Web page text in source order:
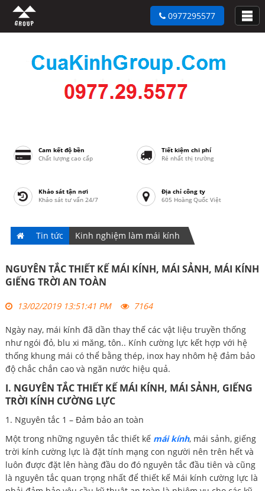
Cam kết độ bền
Chất lượng cao cấp
Tiết kiệm chi phí
Rẻ nhất thị trường
Khảo sát tận nơi
Khảo sát tư vấn 24/7
Địa chỉ công ty
605 Hoàng Quốc Việt
0977295577
Tin tức Kinh nghiệm làm mái kính
NGUYÊN TẮC THIẾT KẾ MÁI KÍNH, MÁI SẢNH, MÁI KÍNH
GIẾNG TRỜI AN TOÀN
13/02/2019 13:51:41 PM 7164
Ngày nay, mái kính đã dần thay thế các vật liệu truyền thống
như ngói đỏ, blu xi măng, tôn.. Kính cường lực kết hợp với hệ
thống khung mái có thể bằng thép, inox hay nhôm hệ đảm bảo
độ chắc chắn cao và ngăn nước hiệu quả.
I. NGUYÊN TẮC THIẾT KẾ MÁI KÍNH, MÁI SẢNH, GIẾNG
TRỜI KÍNH CƯỜNG LỰC
1. Nguyên tắc 1 – Đảm bảo an toàn
Một trong những nguyên tắc thiết kế mái kính, mái sảnh, giếng
trời kính cường lực là đặt tính mạng con người nên trên hết và
luôn được đặt lên hàng đầu do đó nguyên tắc đầu tiên và cũng
là nguyên tắc quan trọng nhất để thiết kế Mái kính cường lực là